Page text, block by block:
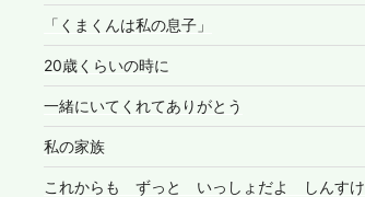
「くまくんは私の息子」
20歳くらいの時に
一緒にいてくれてありがとう
私の家族
これからも ずっと いっしょだよ しんすけ